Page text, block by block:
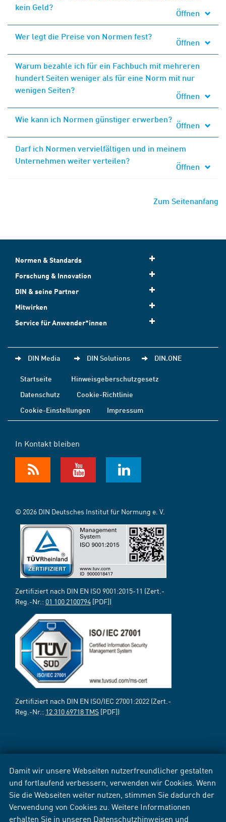
Damit wir unsere Webseiten nutzerfreundlicher gestalten
und fortlaufend verbessern, verwenden wir Cookies. Wenn
Sie die Webseiten weiter nutzen, stimmen Sie dadurch der
Verwendung von Cookies zu. Weitere Informationen
erhalten Sie in unseren Datenschutzhinweisen und
kein Geld?
Öffnen
Wer legt die Preise von Normen fest?
Öffnen
Warum bezahle ich für ein Fachbuch mit mehreren
hundert Seiten weniger als für eine Norm mit nur
wenigen Seiten?
Öffnen
Wie kann ich Normen günstiger erwerben?
Öffnen
Darf ich Normen vervielfältigen und in meinem
Unternehmen weiter verteilen?
Öffnen
Zum Seitenanfang
Normen & Standards
Forschung & Innovation
DIN & seine Partner
Mitwirken
Service für Anwender*innen
DIN Media DIN Solutions DIN.ONE
Startseite
Hinweisgeberschutzgesetz
Datenschutz
Cookie-Richtlinie
Cookie-Einstellungen
Impressum
In Kontakt bleiben
© 2026 DIN Deutsches Institut für Normung e. V.
Zertifiziert nach DIN EN ISO 9001:2015-11 (Zert.-
Reg.-Nr.: 01 100 2100794 [PDF])
Zertifiziert nach DIN EN ISO/IEC 27001:2022 (Zert.-
Reg.-Nr.: 12 310 69718 TMS [PDF])